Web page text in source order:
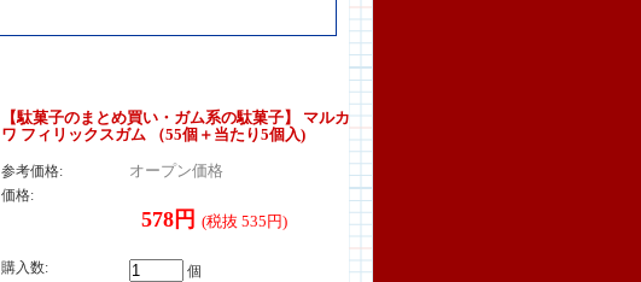
【駄菓子のまとめ買い・ガム系の駄菓子】 マルカ
ワ フィリックスガム （55個＋当たり5個入)
参考価格: オープン価格
価格:
578円 (税抜 535円)
購入数: 個